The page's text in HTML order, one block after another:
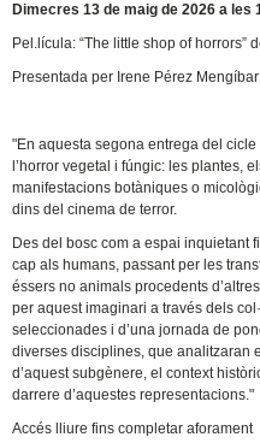
Dimecres 13 de maig de 2026 a les
Pel.lícula: “The little shop of horrors”
Presentada per Irene Pérez Mengíbar
"En aquesta segona entrega del
l’horror vegetal i fúngic: les plantes,
manifestacions botàniques o
dins del cinema de terror.
Des del bosc com a espai inquietant
cap als humans, passant per les
éssers no animals procedents
per aquest imaginari a través dels
seleccionades i d’una jornada de
diverses disciplines, que analitzaran
d’aquest subgènere, el context
darrere d’aquestes representacions."
Accés lliure fins completar aforament